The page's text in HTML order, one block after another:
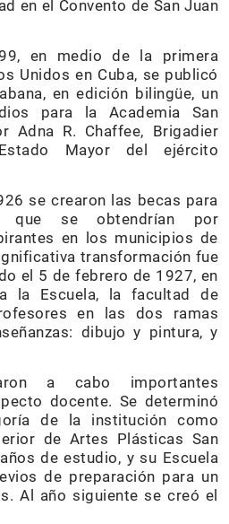
en el Convento de San Juan
en medio de la primera
Unidos en Cuba, se publicó
en edición bilingüe, un
para la Academia San
Adna R. Chaffee, Brigadier
Mayor del ejército
se crearon las becas para
que se obtendrían por
en los municipios de
transformación fue
el 5 de febrero de 1927, en
la Escuela, la facultad de
en las dos ramas
dibujo y pintura, y
a cabo importantes
docente. Se determinó
de la institución como
de Artes Plásticas San
de estudio, y su Escuela
de preparación para un
Al año siguiente se creó el